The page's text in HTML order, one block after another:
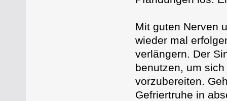
Mit guten Nerven
wieder mal
verlängern. Der
benutzen, um
vorzubereiten.
Gefriertruhe in